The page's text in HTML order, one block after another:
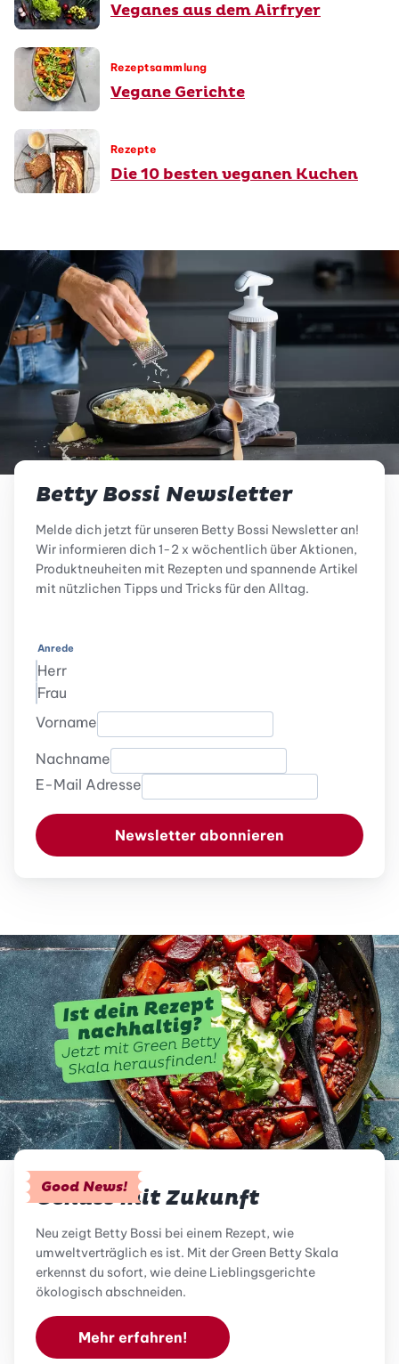
Veganes aus dem Airfryer
Rezeptsammlung
Vegane Gerichte
Rezepte
Die 10 besten veganen Kuchen
Betty Bossi Newsletter
Melde dich jetzt für unseren Betty Bossi Newsletter an!
Wir informieren dich 1-2 x wöchentlich über Aktionen,
Produktneuheiten mit Rezepten und spannende Artikel
mit nützlichen Tipps und Tricks für den Alltag.
Anrede
Herr
Frau
Vorname
Nachname
E-Mail Adresse
Newsletter abonnieren
Good News!
Genuss mit Zukunft
Neu zeigt Betty Bossi bei einem Rezept, wie
umweltverträglich es ist. Mit der Green Betty Skala
erkennst du sofort, wie deine Lieblingsgerichte
ökologisch abschneiden.
Mehr erfahren!